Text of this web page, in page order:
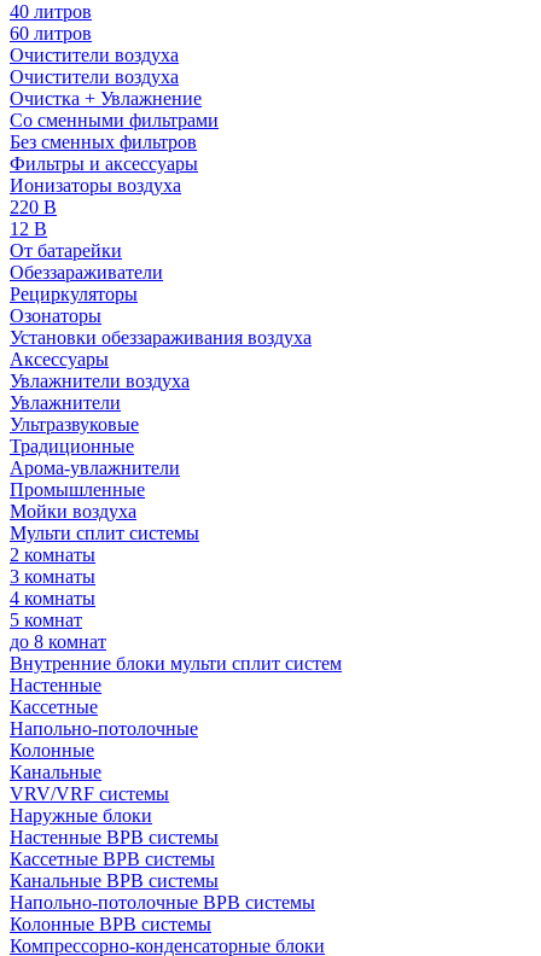
40 литров
60 литров
Очистители воздуха
Очистители воздуха
Очистка + Увлажнение
Cо сменными фильтрами
Без сменных фильтров
Фильтры и аксессуары
Ионизаторы воздуха
220 В
12 В
От батарейки
Обеззараживатели
Рециркуляторы
Озонаторы
Установки обеззараживания воздуха
Аксессуары
Увлажнители воздуха
Увлажнители
Ультразвуковые
Традиционные
Арома-увлажнители
Промышленные
Мойки воздуха
Мульти сплит системы
2 комнаты
3 комнаты
4 комнаты
5 комнат
до 8 комнат
Внутренние блоки мульти сплит систем
Настенные
Кассетные
Напольно-потолочные
Колонные
Канальные
VRV/VRF системы
Наружные блоки
Настенные ВРВ системы
Кассетные ВРВ системы
Канальные ВРВ системы
Напольно-потолочные ВРВ системы
Колонные ВРВ системы
Компрессорно-конденсаторные блоки